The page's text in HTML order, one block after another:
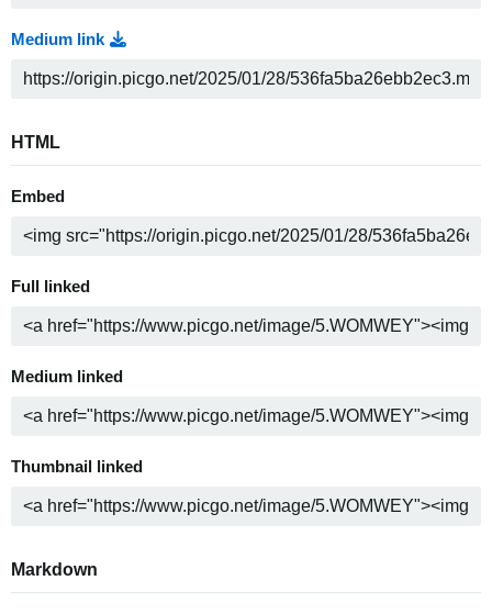
Medium link
HTML
Embed
Full linked
Medium linked
Thumbnail linked
Markdown